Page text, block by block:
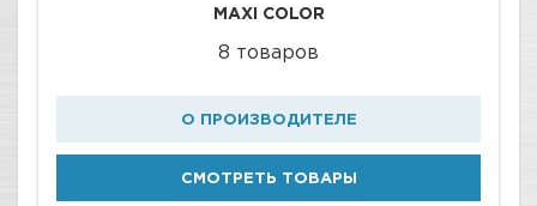
MAXI COLOR
8 товаров
О ПРОИЗВОДИТЕЛЕ
СМОТРЕТЬ ТОВАРЫ